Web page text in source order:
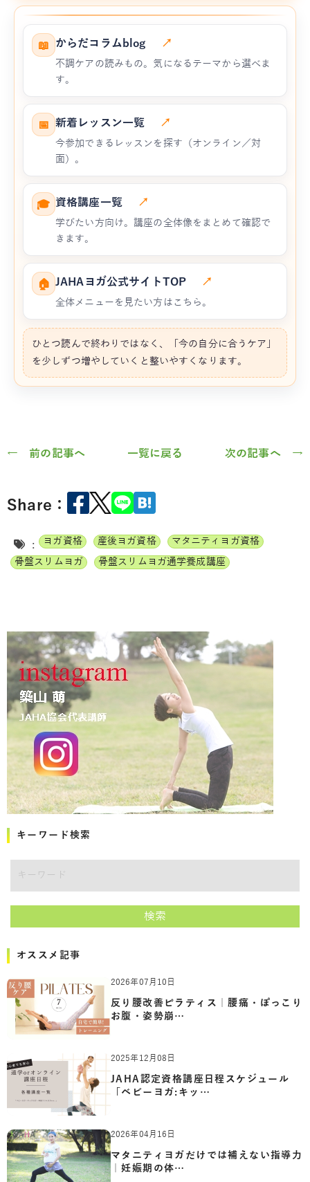
📖 からだコラムblog ↗
不調ケアの読みもの。気になるテーマから選べま
す。
📅 新着レッスン一覧 ↗
今参加できるレッスンを探す（オンライン／対
面）。
🎓 資格講座一覧 ↗
学びたい方向け。講座の全体像をまとめて確認で
きます。
🏠 JAHAヨガ公式サイトTOP ↗
全体メニューを見たい方はこちら。
ひとつ読んで終わりではなく、「今の自分に合うケア」
を少しずつ増やしていくと整いやすくなります。
← 前の記事へ 一覧に戻る 次の記事へ →
Share：
: ヨガ資格 産後ヨガ資格
マタニティヨガ資格
骨盤スリムヨガ
骨盤スリムヨガ通学養成講座
キーワード検索
検索
オススメ記事
2026年07月10日
反り腰改善ピラティス｜腰痛・ぽっこり
お腹・姿勢崩…
2025年12月08日
JAHA認定資格講座日程スケジュール
「ベビーヨガ:キッ…
2026年04月16日
マタニティヨガだけでは補えない指導力
｜妊娠期の体…